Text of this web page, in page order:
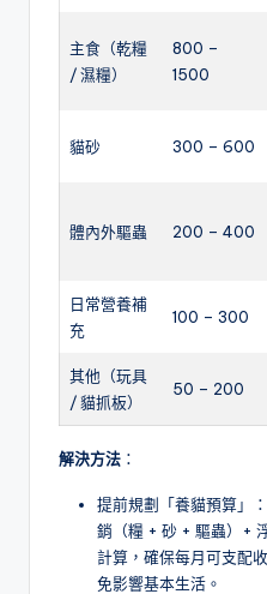
主食（乾糧
/ 濕糧）
800 –
1500
貓砂 300 – 600
體內外驅蟲 200 – 400
日常營養補
充
100 – 300
其他（玩具
/ 貓抓板）
50 – 200
解決方法 ：
提前規劃「養貓預算」
銷（糧 + 砂 + 驅蟲）+
計算，確保每月可支配
免影響基本生活。